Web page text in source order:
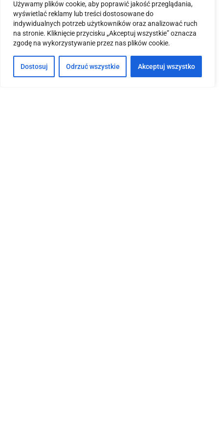
Używamy plików cookie, aby poprawić jakość przeglądania,
wyświetlać reklamy lub treści dostosowane do
indywidualnych potrzeb użytkowników oraz analizować ruch
na stronie. Kliknięcie przycisku „Akceptuj wszystkie” oznacza
zgodę na wykorzystywanie przez nas plików cookie.
Dostosuj Odrzuć wszystkie Akceptuj wszystko
Godziny otwarcia:
8:00-16:00
Dane kontaktowe:
+48 665 246 969